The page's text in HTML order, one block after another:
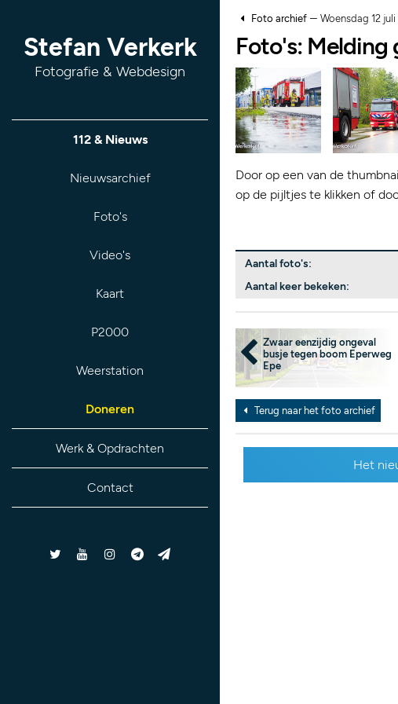
Stefan Verkerk
Fotografie & Webdesign
112 & Nieuws
Nieuwsarchief
Foto's
Video's
Kaart
P2000
Weerstation
Doneren
Werk & Opdrachten
Contact
Foto archief– Woensdag 12 juli
Foto's: Melding
Door op een van de
op de pijltjes te klikken of
Aantal foto's:
Aantal keer bekeken:
Zwaar eenzijdig ongeval
busje tegen boom Eperweg
Epe
Terug naar het foto archief
Het